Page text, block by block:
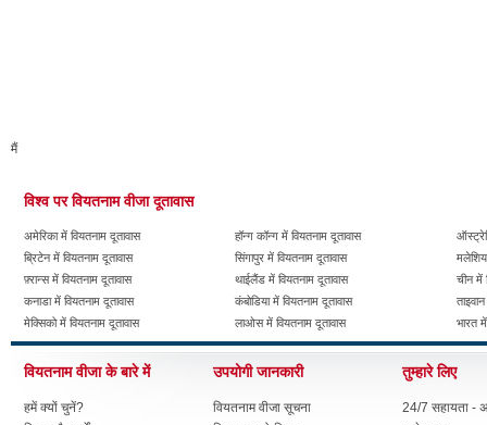
मैं
विश्व पर वियतनाम वीजा दूतावास
अमेरिका में वियतनाम दूतावास
ब्रिटेन में वियतनाम दूतावास
फ़्रान्स में वियतनाम दूतावास
कनाडा में वियतनाम दूतावास
मेक्सिको में वियतनाम दूतावास
हॉन्ग कॉन्ग में वियतनाम दूतावास
सिंगापुर में वियतनाम दूतावास
थाईलैंड में वियतनाम दूतावास
कंबोडिया में वियतनाम दूतावास
लाओस में वियतनाम दूतावास
चीन में
भारत
वियतनाम वीजा के बारे में
हमें क्यों चुनें?
उपयोगी जानकारी
वियतनाम वीजा सूचना
तुम्हारे लिए
24/7 सहायता -